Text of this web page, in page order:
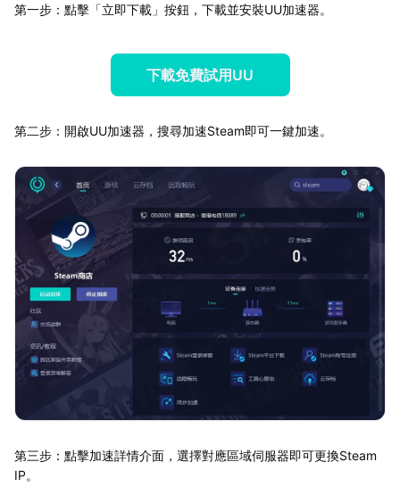
第一步：點擊「立即下載」按鈕，下載並安裝UU加速器。
下載免費試用UU
第二步：開啟UU加速器，搜尋加速Steam即可一鍵加速。
第三步：點擊加速詳情介面，選擇對應區域伺服器即可更換Steam
IP。